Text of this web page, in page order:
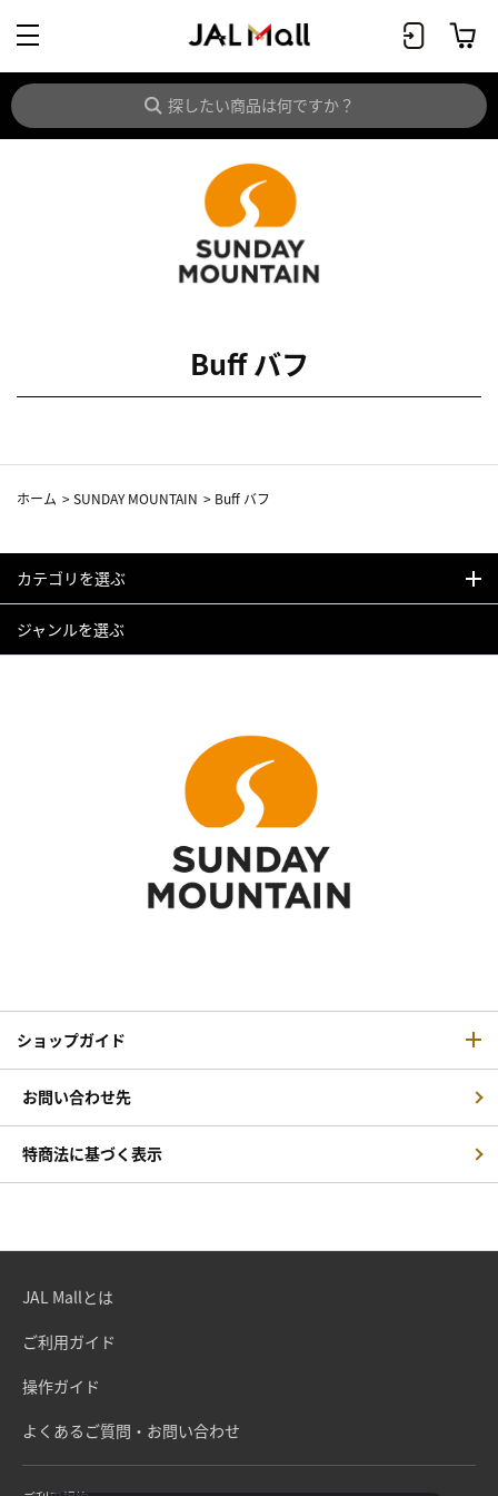
Buff バフ
ホーム >SUNDAY MOUNTAIN > Buff バフ
カテゴリを選ぶ
ジャンルを選ぶ
ショップガイド
お問い合わせ先
特商法に基づく表示
JAL Mallとは
ご利用ガイド
操作ガイド
よくあるご質問・お問い合わせ